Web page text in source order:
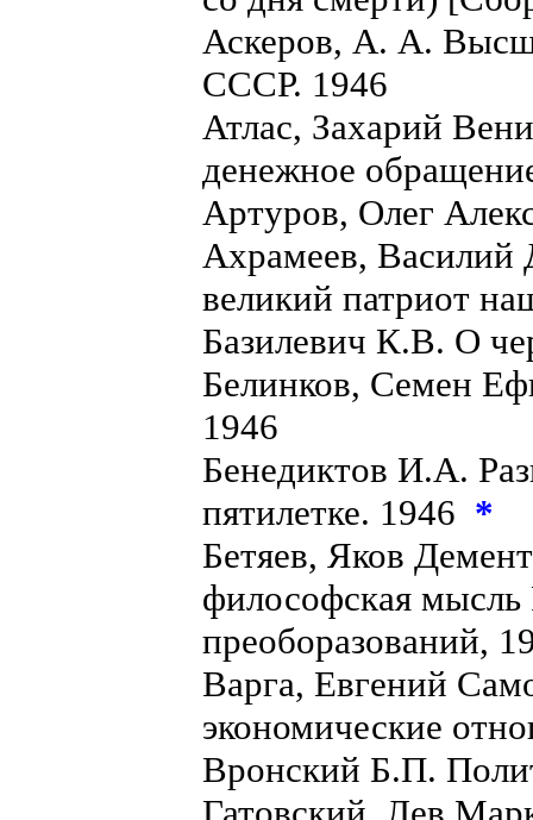
Аскеров, А. А.
СССР. 1946
Атлас, Захарий
денежное
Артуров, Олег
Ахрамеев,
великий патриот
Базилевич К.В. О
Белинков, Семен
1946
Бенедиктов И.А.
пятилетке. 1946 *
Бетяев, Яков
философская мысль
преоборазований,
Варга, Евгений
экономические
Вронский Б.П.